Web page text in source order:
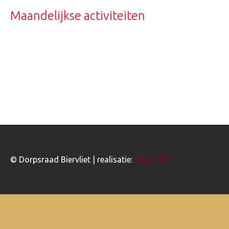
Maandelijkse activiteiten
© Dorpsraad Biervliet | realisatie: Pluym ICT